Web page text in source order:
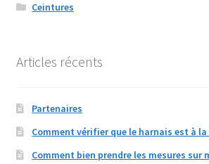
Ceintures
Articles récents
Partenaires
Comment vérifier que le harnais est à
Comment bien prendre les mesures sur